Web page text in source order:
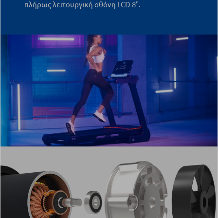
πλήρως λειτουργική οθόνη LCD 8".